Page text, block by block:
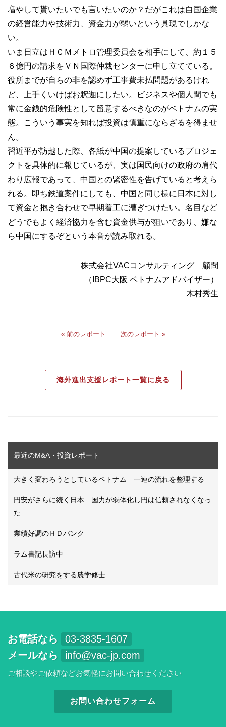
増やして貰いたいでも言いたいのか？だがこれは自国企業
の経営能力や技術力、資金力が弱いという具現でしかな
い。
いま日立はＨＣＭメトロ管理委員会を相手にして、約１５
６億円の請求をＶＮ国際仲裁センターに申し立てている。
役所までが自らの非を認めず工事費未払問題があるけれ
ど、上手くいけばお釈迦にしたい。ビジネスや個人間でも
常に金銭的危険性として留意するべきなのがベトナムの実
態。こういう事実を知れば投資は慎重にならざるを得ませ
ん。
習近平が訪越した際、各紙が中国の提案しているプロジェ
クトを具体的に報じているが、実は国民向けの政府の肩代
わり広報であって、中国との緊密性を告げていると考えら
れる。即ち鉄道案件にしても、中国と同じ様に日本に対し
て資金と抱き合わせで早期着工に漕ぎつけたい。名目など
どうでもよく経済協力を含む資金供与が狙いであり、嫌な
ら中国にするぞという本音が読み取れる。
株式会社VACコンサルティング 顧問
（IBPC大阪 ベトナムアドバイザー）
木村秀生
« 前のレポート 次のレポート »
海外進出支援レポート一覧に戻る
最近のM&A・投資レポート
大きく変わろうとしているベトナム 一連の流れを整理する
円安がさらに続く日本 国力が弱体化し円は信頼されなくなっ
た
業績好調のＨＤバンク
ラム書記長訪中
古代米の研究をする農学修士
お電話なら
03-3835-1607
メールなら
info@vac-jp.com
ご相談やご依頼などお気軽にお問い合わせください
お問い合わせフォーム